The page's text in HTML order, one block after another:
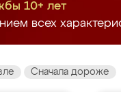
10+ лет
всех
Сначала дороже